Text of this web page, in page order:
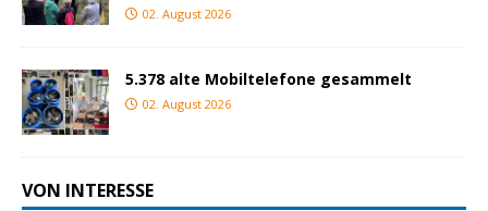
02. August 2026
5.378 alte Mobiltelefone gesammelt
02. August 2026
VON INTERESSE